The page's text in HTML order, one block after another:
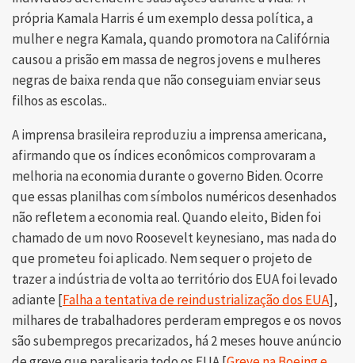
própria Kamala Harris é um exemplo dessa política, a
mulher e negra Kamala, quando promotora na Califórnia
causou a prisão em massa de negros jovens e mulheres
negras de baixa renda que não conseguiam enviar seus
filhos as escolas..
A imprensa brasileira reproduziu a imprensa americana,
afirmando que os índices econômicos comprovaram a
melhoria na economia durante o governo Biden. Ocorre
que essas planilhas com símbolos numéricos desenhados
não refletem a economia real. Quando eleito, Biden foi
chamado de um novo Roosevelt keynesiano, mas nada do
que prometeu foi aplicado. Nem sequer o projeto de
trazer a indústria de volta ao território dos EUA foi levado
adiante [Falha a tentativa de reindustrialização dos EUA],
milhares de trabalhadores perderam empregos e os novos
são subempregos precarizados, há 2 meses houve anúncio